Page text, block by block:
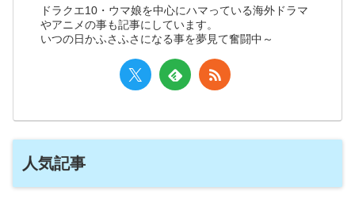
ドラクエ10・ウマ娘を中心にハマっている海外ドラマ
やアニメの事も記事にしています。
いつの日かふさふさになる事を夢見て奮闘中～
人気記事